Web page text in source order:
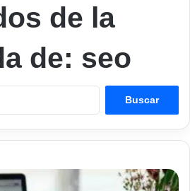
de la
de: seo
Buscar: